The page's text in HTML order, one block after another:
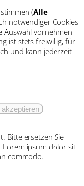
(Alle
notwendiger Cookies
Auswahl vornehmen
ist stets freiwillig, für
und kann jederzeit
Bitte ersetzen Sie
Lorem ipsum dolor sit
commodo.